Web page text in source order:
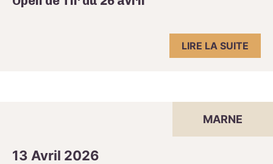
LIRE LA SUITE
MARNE
13 Avril 2026